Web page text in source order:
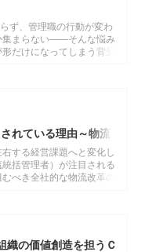
ず、管理職の行動が変わ
集まらない――そんな悩み
だけになってしまう背景
れている理由～物流
する経営課題へと変化し
括管理者）が注目される
べき全社的な物流改革の
織の価値創造を担うＣ